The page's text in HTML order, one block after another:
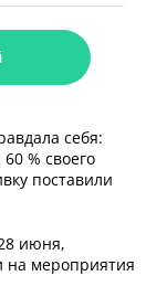
себя:
% своего
поставили
июня,
на мероприятия